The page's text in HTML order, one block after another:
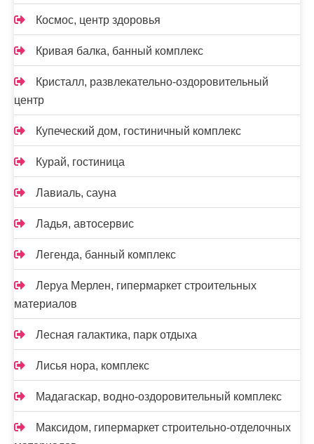
Космос, центр здоровья
Кривая балка, банный комплекс
Кристалл, развлекательно-оздоровительный
центр
Купеческий дом, гостиничный комплекс
Курай, гостиница
Лавиаль, сауна
Ладья, автосервис
Легенда, банный комплекс
Леруа Мерлен, гипермаркет строительных
материалов
Лесная галактика, парк отдыха
Лисья нора, комплекс
Мадагаскар, водно-оздоровительный комплекс
Максидом, гипермаркет строительно-отделочных